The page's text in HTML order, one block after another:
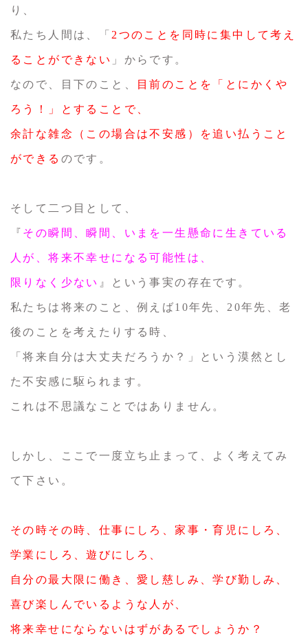
り、
私たち人間は、「 2つのことを同時に集中して考え
ることができない 」からです。
なので、目下のこと、 目前のことを「とにかくや
ろう！」とすることで、
余計な雑念（この場合は不安感）を追い払うこと
ができる のです。
そして二つ目として、
『 その瞬間、瞬間、いまを一生懸命に生きている
人が、将来不幸せになる可能性は、
限りなく少ない 』という事実の存在です。
私たちは将来のこと、例えば10年先、20年先、老
後のことを考えたりする時、
「将来自分は大丈夫だろうか？」という漠然とし
た不安感に駆られます。
これは不思議なことではありません。
しかし、ここで一度立ち止まって、よく考えてみ
て下さい。
その時その時、仕事にしろ、家事・育児にしろ、
学業にしろ、遊びにしろ、
自分の最大限に働き、愛し慈しみ、学び勤しみ、
喜び楽しんでいるような人が、
将来幸せにならないはずがあるでしょうか？